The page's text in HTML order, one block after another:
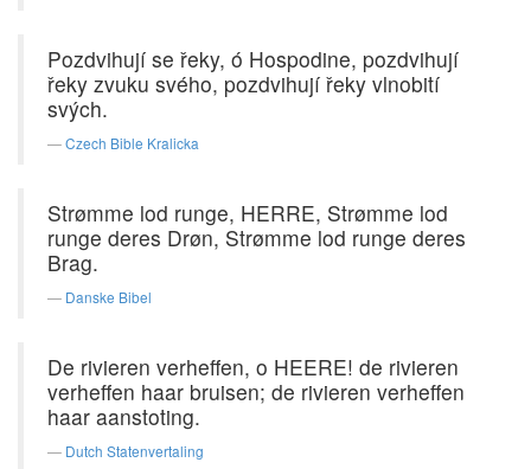
Pozdvihují se řeky, ó Hospodine, pozdvihují
řeky zvuku svého, pozdvihují řeky vlnobití
svých.
Czech Bible Kralicka
Strømme lod runge, HERRE, Strømme lod
runge deres Drøn, Strømme lod runge deres
Brag.
Danske Bibel
De rivieren verheffen, o HEERE! de rivieren
verheffen haar bruisen; de rivieren verheffen
haar aanstoting.
Dutch Statenvertaling